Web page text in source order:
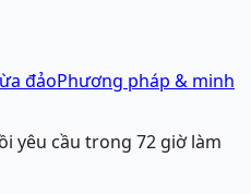
đảoPhương pháp & minh
yêu cầu trong 72 giờ làm